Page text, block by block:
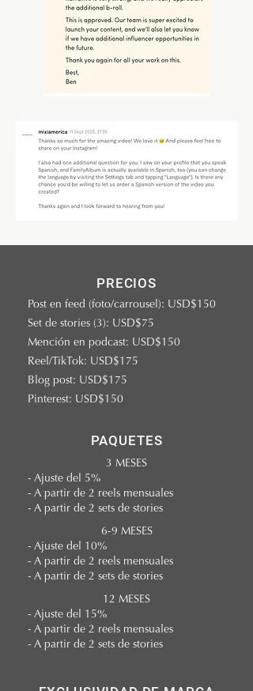
PRECIOS
Post en feed (foto/carrousel): USD$150
Set de stories (3): USD$75
Mención en podcast: USD$150
Reel/TikTok: USD$175
Blog post: USD$175
Pinterest: USD$150
PAQUETES
3 MESES
- Ajuste del 5%
- A partir de 2 reels mensuales
- A partir de 2 sets de stories
6-9 MESES
- Ajuste del 10%
- A partir de 2 reels mensuales
- A partir de 2 sets de stories
12 MESES
- Ajuste del 15%
- A partir de 2 reels mensuales
- A partir de 2 sets de stories